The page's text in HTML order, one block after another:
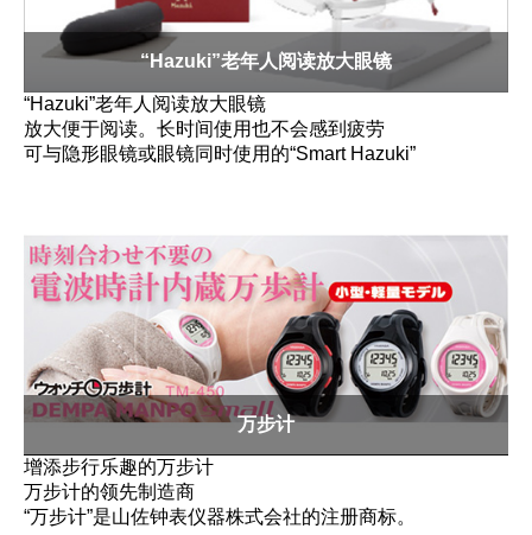
“Hazuki”老年人阅读放大眼镜
“Hazuki”老年人阅读放大眼镜
放大便于阅读。长时间使用也不会感到疲劳
可与隐形眼镜或眼镜同时使用的“Smart Hazuki”
万步计
增添步行乐趣的万步计
万步计的领先制造商
“万步计”是山佐钟表仪器株式会社的注册商标。